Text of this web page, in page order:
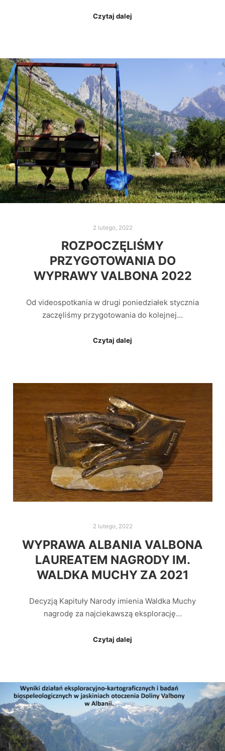
Czytaj dalej
2 lutego, 2022
ROZPOCZĘLIŚMY
PRZYGOTOWANIA DO
WYPRAWY VALBONA 2022
Od videospotkania w drugi poniedziałek stycznia
zaczęliśmy przygotowania do kolejnej…
Czytaj dalej
2 lutego, 2022
WYPRAWA ALBANIA VALBONA
LAUREATEM NAGRODY IM.
WALDKA MUCHY ZA 2021
Decyzją Kapituły Narody imienia Waldka Muchy
nagrodę za najciekawszą eksplorację…
Czytaj dalej